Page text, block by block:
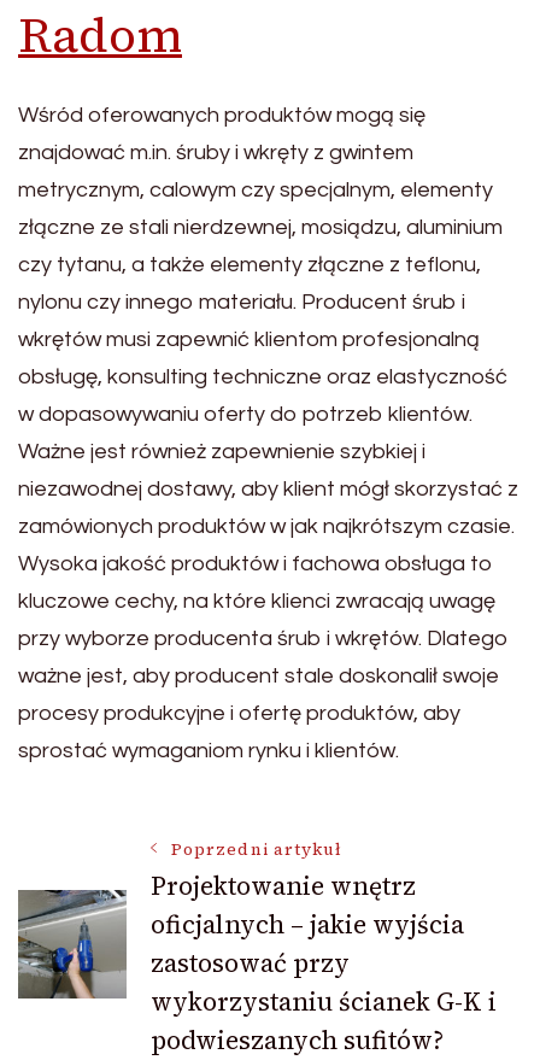
Radom
Wśród oferowanych produktów mogą się
znajdować m.in. śruby i wkręty z gwintem
metrycznym, calowym czy specjalnym, elementy
złączne ze stali nierdzewnej, mosiądzu, aluminium
czy tytanu, a także elementy złączne z teflonu,
nylonu czy innego materiału. Producent śrub i
wkrętów musi zapewnić klientom profesjonalną
obsługę, konsulting techniczne oraz elastyczność
w dopasowywaniu oferty do potrzeb klientów.
Ważne jest również zapewnienie szybkiej i
niezawodnej dostawy, aby klient mógł skorzystać z
zamówionych produktów w jak najkrótszym czasie.
Wysoka jakość produktów i fachowa obsługa to
kluczowe cechy, na które klienci zwracają uwagę
przy wyborze producenta śrub i wkrętów. Dlatego
ważne jest, aby producent stale doskonalił swoje
procesy produkcyjne i ofertę produktów, aby
sprostać wymaganiom rynku i klientów.
Nawigacja
wpisu
Poprzedni artykuł
Projektowanie wnętrz
oficjalnych – jakie wyjścia
zastosować przy
wykorzystaniu ścianek G-K i
podwieszanych sufitów?